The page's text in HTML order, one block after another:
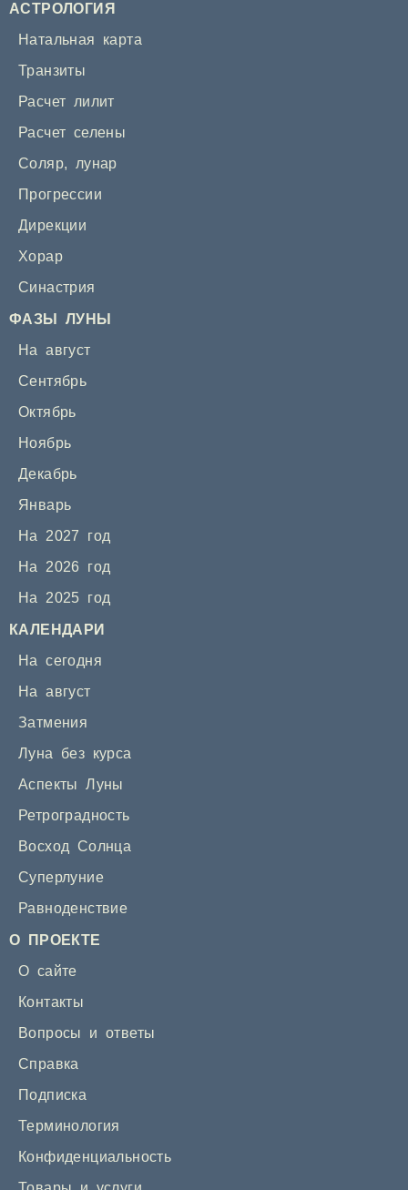
АСТРОЛОГИЯ
Натальная карта
Транзиты
Расчет лилит
Расчет селены
Соляр, лунар
Прогрессии
Дирекции
Хорар
Синастрия
ФАЗЫ ЛУНЫ
На август
Сентябрь
Октябрь
Ноябрь
Декабрь
Январь
На 2027 год
На 2026 год
На 2025 год
КАЛЕНДАРИ
На сегодня
На август
Затмения
Луна без курса
Аспекты Луны
Ретроградность
Восход Солнца
Суперлуние
Равноденствие
О ПРОЕКТЕ
О сайте
Контакты
Вопросы и ответы
Справка
Подписка
Терминология
Конфиденциальность